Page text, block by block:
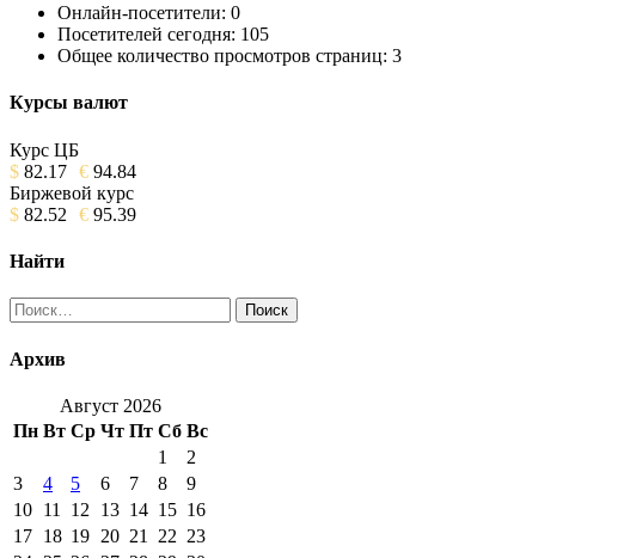
Онлайн-посетители: 0
Посетителей сегодня: 105
Общее количество просмотров страниц: 3
Курсы валют
Курс ЦБ
$ 82.17 € 94.84
Биржевой курс
$ 82.52 € 95.39
Найти
Найти:
Архив
Август 2026
Пн Вт Ср Чт Пт Сб Вс
1
2
3
4 5 6 7 8
9
10 11 12 13 14 15 16
17 18 19 20 21 22 23